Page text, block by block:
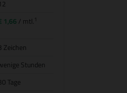
1,66 / mtl. 1
Zeichen
Stunden
Tage